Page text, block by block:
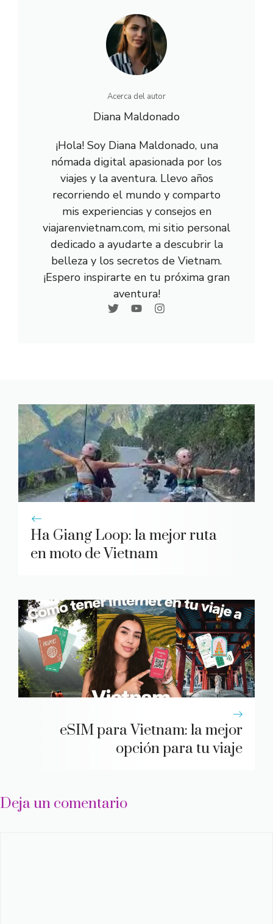
e
s
t
Acerca del autor
Diana Maldonado
¡Hola! Soy Diana Maldonado, una
nómada digital apasionada por los
viajes y la aventura. Llevo años
recorriendo el mundo y comparto
mis experiencias y consejos en
viajarenvietnam.com, mi sitio personal
dedicado a ayudarte a descubrir la
belleza y los secretos de Vietnam.
¡Espero inspirarte en tu próxima gran
aventura!
Ha Giang Loop: la mejor ruta
en moto de Vietnam
eSIM para Vietnam: la mejor
opción para tu viaje
Deja un comentario